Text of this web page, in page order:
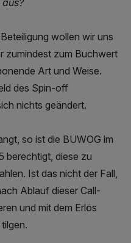
wollen wir uns
zumindest zum Buchwert
Art und Weise.
des Spin-off
nichts geändert.
so ist die BUWOG im
berechtigt, diese zu
Ist das nicht der Fall,
Ablauf dieser Call-
und mit dem Erlös